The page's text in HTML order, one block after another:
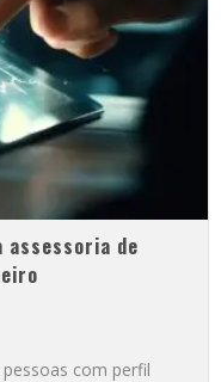
assessoria de
com perfil